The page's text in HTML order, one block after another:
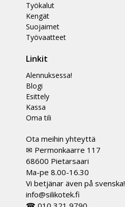
Työkalut
Kengät
Suojaimet
Työvaatteet
Linkit
Alennuksessa!
Blogi
Esittely
Kassa
Oma tili
Ota meihin yhteyttä
✉ Permonkaarre 117
68600 Pietarsaari
Ma-pe 8.00-16.30
Vi betjänar även på svenska!
info@silikotek.fi